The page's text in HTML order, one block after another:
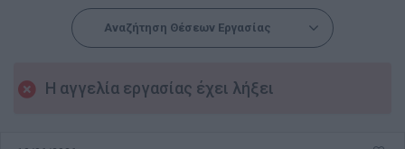
Αναζήτηση Θέσεων Εργασίας
Η αγγελία εργασίας έχει λήξει